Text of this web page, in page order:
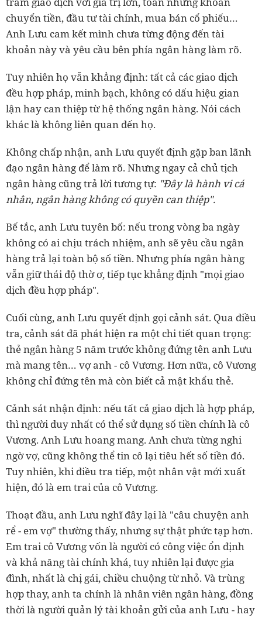
chuyển tiền, đầu tư tài chính, mua bán cổ phiếu…
Anh Lưu cam kết mình chưa từng động đến tài
khoản này và yêu cầu bên phía ngân hàng làm rõ.
Tuy nhiên họ vẫn khẳng định: tất cả các giao dịch
đều hợp pháp, minh bạch, không có dấu hiệu gian
lận hay can thiệp từ hệ thống ngân hàng. Nói cách
khác là không liên quan đến họ.
Không chấp nhận, anh Lưu quyết định gặp ban lãnh
đạo ngân hàng để làm rõ. Nhưng ngay cả chủ tịch
ngân hàng cũng trả lời tương tự: "Đây là hành vi cá
nhân, ngân hàng không có quyền can thiệp".
Bế tắc, anh Lưu tuyên bố: nếu trong vòng ba ngày
không có ai chịu trách nhiệm, anh sẽ yêu cầu ngân
hàng trả lại toàn bộ số tiền. Nhưng phía ngân hàng
vẫn giữ thái độ thờ ơ, tiếp tục khẳng định "mọi giao
dịch đều hợp pháp".
Cuối cùng, anh Lưu quyết định gọi cảnh sát. Qua điều
tra, cảnh sát đã phát hiện ra một chi tiết quan trọng:
thẻ ngân hàng 5 năm trước không đứng tên anh Lưu
mà mang tên… vợ anh - cô Vương. Hơn nữa, cô Vương
không chỉ đứng tên mà còn biết cả mật khẩu thẻ.
Cảnh sát nhận định: nếu tất cả giao dịch là hợp pháp,
thì người duy nhất có thể sử dụng số tiền chính là cô
Vương. Anh Lưu hoang mang. Anh chưa từng nghi
ngờ vợ, cũng không thể tin cô lại tiêu hết số tiền đó.
Tuy nhiên, khi điều tra tiếp, một nhân vật mới xuất
hiện, đó là em trai của cô Vương.
Thoạt đầu, anh Lưu nghĩ đây lại là "câu chuyện anh
rể - em vợ" thường thấy, nhưng sự thật phức tạp hơn.
Em trai cô Vương vốn là người có công việc ổn định
và khả năng tài chính khá, tuy nhiên lại được gia
đình, nhất là chị gái, chiều chuộng từ nhỏ. Và trùng
hợp thay, anh ta chính là nhân viên ngân hàng, đồng
thời là người quản lý tài khoản gửi của anh Lưu - hay